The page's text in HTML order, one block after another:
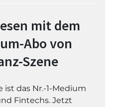
mit dem
Abo von
Szene
ist das Nr.-1-Medium
Fintechs. Jetzt